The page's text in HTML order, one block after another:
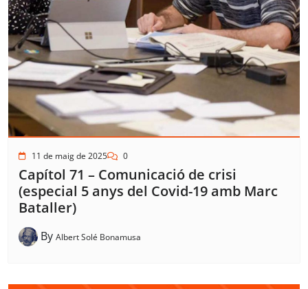
11 de maig de 2025 0
Capítol 71 – Comunicació de crisi
(especial 5 anys del Covid-19 amb Marc
Bataller)
By Albert Solé Bonamusa